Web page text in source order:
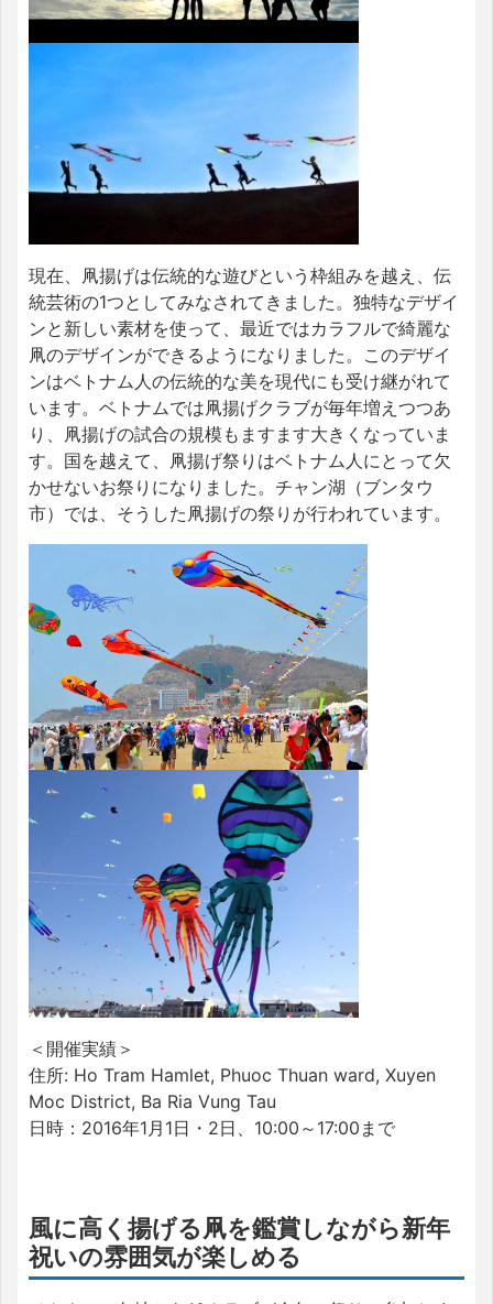
現在、凧揚げは伝統的な遊びという枠組みを越え、伝
統芸術の1つとしてみなされてきました。独特なデザイ
ンと新しい素材を使って、最近ではカラフルで綺麗な
凧のデザインができるようになりました。このデザイ
ンはベトナム人の伝統的な美を現代にも受け継がれて
います。ベトナムでは凧揚げクラブが毎年増えつつあ
り、凧揚げの試合の規模もますます大きくなっていま
す。国を越えて、凧揚げ祭りはベトナム人にとって欠
かせないお祭りになりました。チャン湖（ブンタウ
市）では、そうした凧揚げの祭りが行われています。
＜開催実績＞
住所: Ho Tram Hamlet, Phuoc Thuan ward, Xuyen
Moc District, Ba Ria Vung Tau
日時：2016年1月1日・2日、10:00～17:00まで
風に高く揚げる凧を鑑賞しながら新年
祝いの雰囲気が楽しめる